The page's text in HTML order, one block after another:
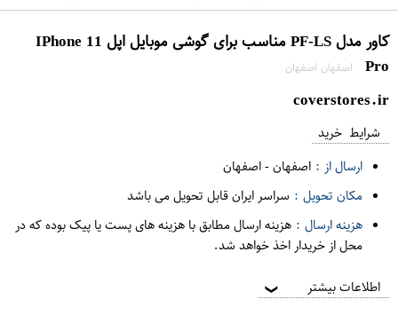
کاور مدل PF-LS مناسب برای گوشی موبایل اپل IPhone 11
Pro
اصفهان اصفهان
coverstores.ir
شرایط خرید
ارسال از : اصفهان-اصفهان
مکان تحویل : سراسر ایران قابل تحویل می باشد
هزینه ارسال : هزینه ارسال مطابق با هزینه های پست یا پیک بوده که در
محل از خریدار اخذ خواهد شد.
اطلاعات بیشتر ❯